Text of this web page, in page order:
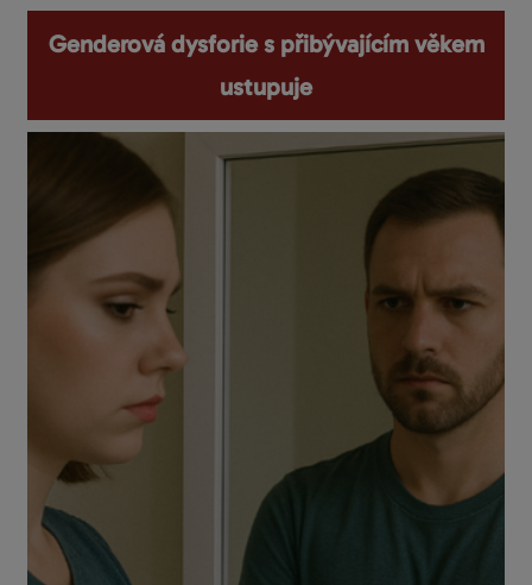
Genderová dysforie s přibývajícím věkem
ustupuje